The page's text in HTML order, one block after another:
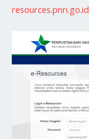
resources.pnri.go.id